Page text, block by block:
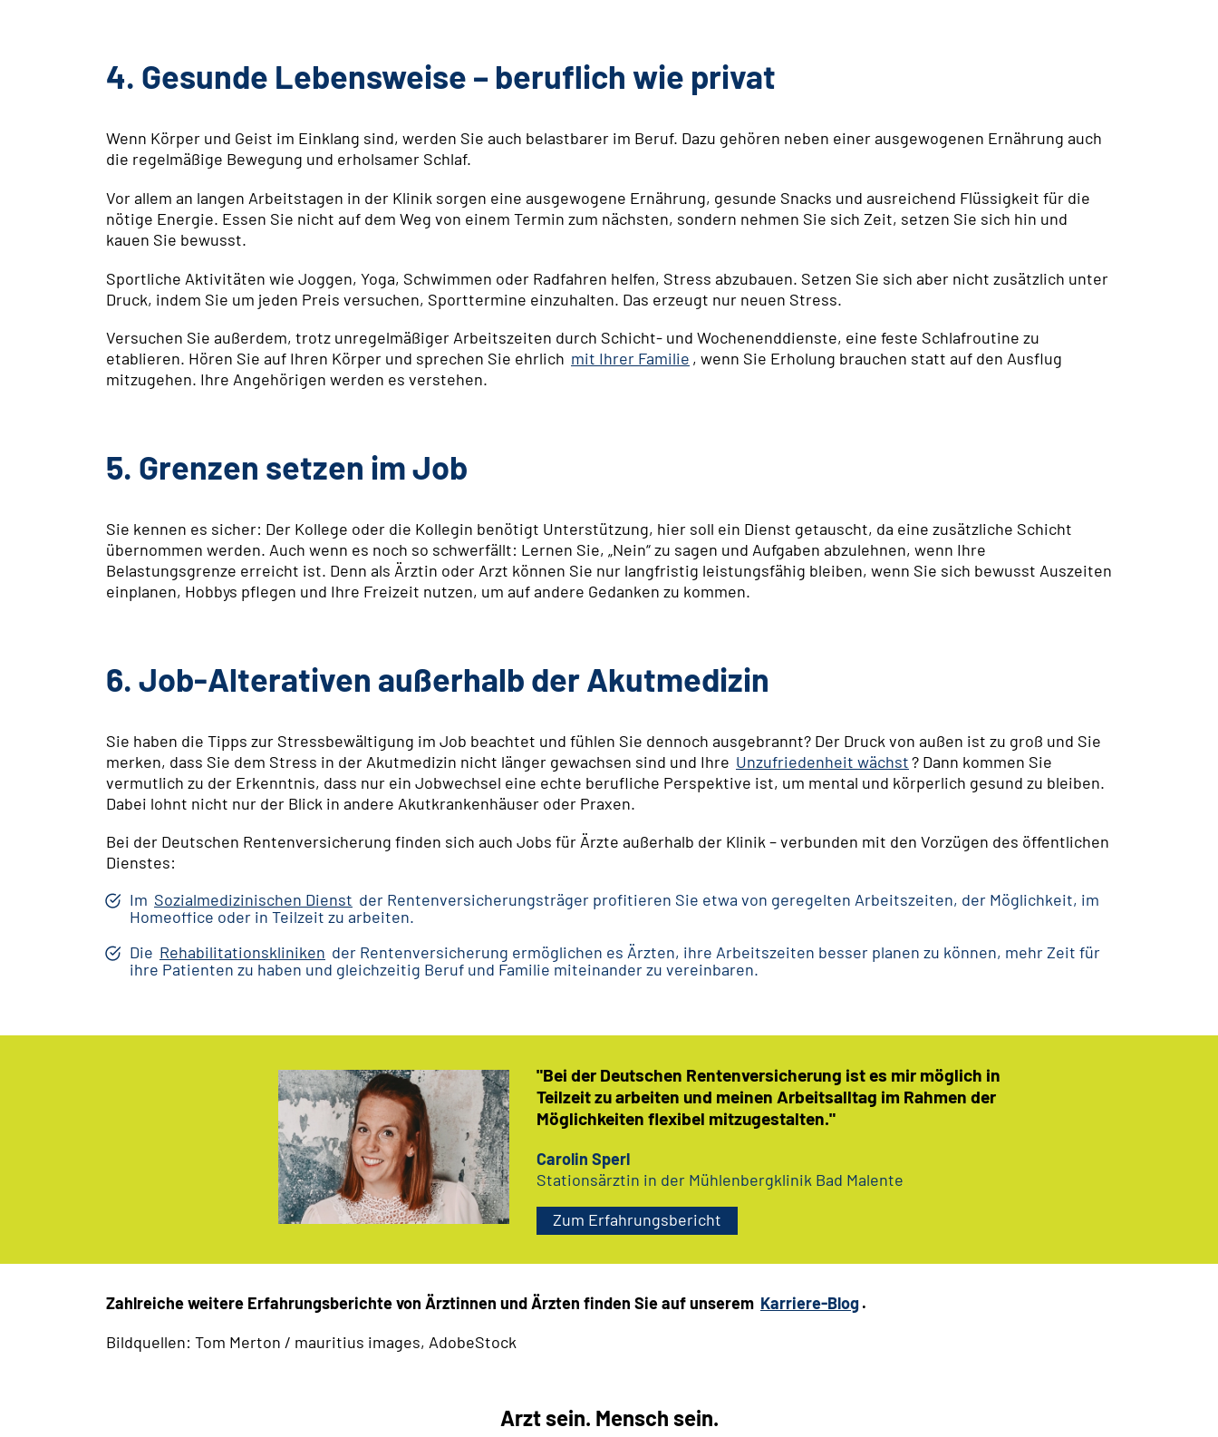
4. Gesunde Lebensweise – beruflich wie privat
Wenn Körper und Geist im Einklang sind, werden Sie auch belastbarer im Beruf. Dazu gehören neben einer ausgewogenen Ernährung auch
die regelmäßige Bewegung und erholsamer Schlaf.
Vor allem an langen Arbeitstagen in der Klinik sorgen eine ausgewogene Ernährung, gesunde Snacks und ausreichend Flüssigkeit für die
nötige Energie. Essen Sie nicht auf dem Weg von einem Termin zum nächsten, sondern nehmen Sie sich Zeit, setzen Sie sich hin und
kauen Sie bewusst.
Sportliche Aktivitäten wie Joggen, Yoga, Schwimmen oder Radfahren helfen, Stress abzubauen. Setzen Sie sich aber nicht zusätzlich unter
Druck, indem Sie um jeden Preis versuchen, Sporttermine einzuhalten. Das erzeugt nur neuen Stress.
Versuchen Sie außerdem, trotz unregelmäßiger Arbeitszeiten durch Schicht- und Wochenenddienste, eine feste Schlafroutine zu
etablieren. Hören Sie auf Ihren Körper und sprechen Sie ehrlich mit Ihrer Familie , wenn Sie Erholung brauchen statt auf den Ausflug
mitzugehen. Ihre Angehörigen werden es verstehen.
5. Grenzen setzen im Job
Sie kennen es sicher: Der Kollege oder die Kollegin benötigt Unterstützung, hier soll ein Dienst getauscht, da eine zusätzliche Schicht
übernommen werden. Auch wenn es noch so schwerfällt: Lernen Sie, „Nein“ zu sagen und Aufgaben abzulehnen, wenn Ihre
Belastungsgrenze erreicht ist. Denn als Ärztin oder Arzt können Sie nur langfristig leistungsfähig bleiben, wenn Sie sich bewusst Auszeiten
einplanen, Hobbys pflegen und Ihre Freizeit nutzen, um auf andere Gedanken zu kommen.
6. Job-Alterativen außerhalb der Akutmedizin
Sie haben die Tipps zur Stressbewältigung im Job beachtet und fühlen Sie dennoch ausgebrannt? Der Druck von außen ist zu groß und Sie
merken, dass Sie dem Stress in der Akutmedizin nicht länger gewachsen sind und Ihre Unzufriedenheit wächst? Dann kommen Sie
vermutlich zu der Erkenntnis, dass nur ein Jobwechsel eine echte berufliche Perspektive ist, um mental und körperlich gesund zu bleiben.
Dabei lohnt nicht nur der Blick in andere Akutkrankenhäuser oder Praxen.
Bei der Deutschen Rentenversicherung finden sich auch Jobs für Ärzte außerhalb der Klinik – verbunden mit den Vorzügen des öffentlichen
Dienstes:
Im Sozialmedizinischen Dienst der Rentenversicherungsträger profitieren Sie etwa von geregelten Arbeitszeiten, der Möglichkeit, im
Homeoffice oder in Teilzeit zu arbeiten.
Die Rehabilitationskliniken der Rentenversicherung ermöglichen es Ärzten, ihre Arbeitszeiten besser planen zu können, mehr Zeit für
ihre Patienten zu haben und gleichzeitig Beruf und Familie miteinander zu vereinbaren.
"Bei der Deutschen Rentenversicherung ist es mir möglich in
Teilzeit zu arbeiten und meinen Arbeitsalltag im Rahmen der
Möglichkeiten flexibel mitzugestalten."
Carolin Sperl
Stationsärztin in der Mühlenbergklinik Bad Malente
Zum Erfahrungsbericht
Zahlreiche weitere Erfahrungsberichte von Ärztinnen und Ärzten finden Sie auf unserem Karriere-Blog.
Bildquellen: Tom Merton / mauritius images, AdobeStock
Arzt sein. Mensch sein.